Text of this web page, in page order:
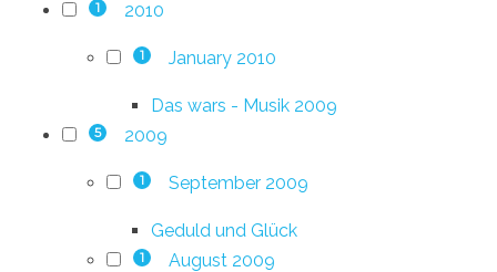
1 2010
1 January 2010
Das wars - Musik 2009
5 2009
1 September 2009
Geduld und Glück
1 August 2009